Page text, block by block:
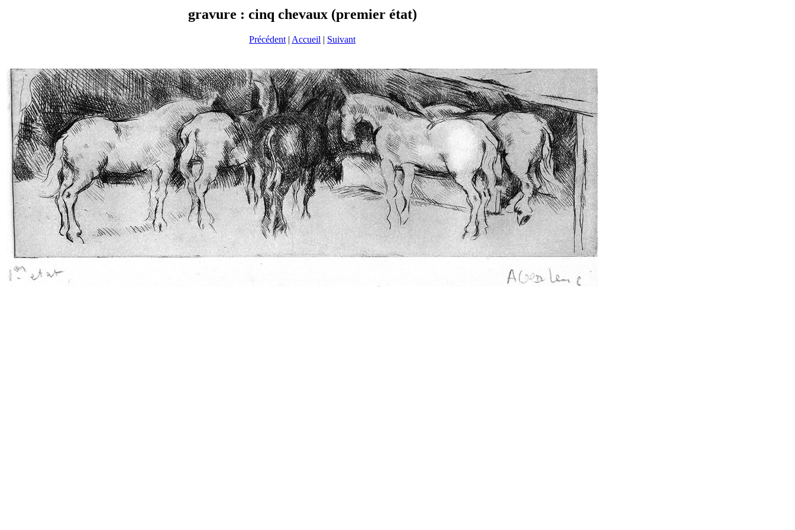
gravure : cinq chevaux (premier état)
Précédent | Accueil | Suivant